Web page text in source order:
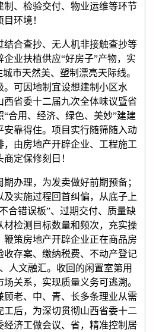
制、检验交付、物业运维等环节
环境！
合查抄、无人机非接触查抄等
业扶植供应“好房子”产物，实
市天然美、塑制漂亮天际线。
。可因地制宜设想建制小区水
西省委十二届九次全体味议暨省
合用、经济、绿色、美妙”建建
安靠得住。项目实行随筛随入动
，由房地产开辟企业、工程施工
定保修刻日！
理，为发卖做好前期预备；
实施过程回首纠偏，从底子上
合错误板”、过期交付、质量缺
材检测目标数量和频次，充实操
鞭策房地产开辟企业正在商品房
收存案、缴纳税费、不动产登记
人文融汇。收回的闲置室第用
关系，实现质量义务可逃溯。
顾老、中、青、长多条理业从需
工后，为深切贯彻山西省委十二
经济工做会议、省，精准控制居